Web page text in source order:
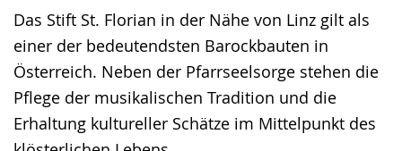
Sprache
wechseln.
Unterstützung.
in
Deutscher
Gebärdensprache
wird
angezeigt.
Das Stift St. Florian in der Nähe von Linz gilt als
einer der bedeutendsten Barockbauten in
Österreich. Neben der Pfarrseelsorge stehen die
Pflege der musikalischen Tradition und die
Erhaltung kultureller Schätze im Mittelpunkt des